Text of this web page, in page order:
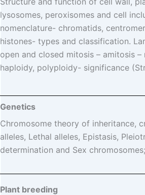
lysosomes, peroxisomes and cell
nomenclature- chromatids,
histones- types and classification.
open and closed mitosis – amitosis
haploidy, polyploidy- significance
Genetics
Chromosome theory of inheritance,
alleles, Lethal alleles, Epistasis,
determination and Sex
Plant breeding